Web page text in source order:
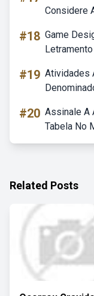
Considere
#18 Game
#19 Atividades
#20 Assinale A
Tabela No
Related Posts